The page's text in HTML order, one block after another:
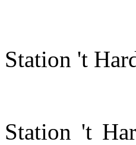
Station 't
Station 't